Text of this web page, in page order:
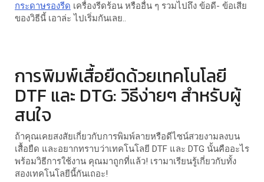
กระดาษรองรีด เครื่องรีดร้อน หรืออื่น ๆ รวมไปถึง ข้อดี- ข้อเสีย
ของวิธีนี้ เอาล่ะ ไปเริ่มกันเลย..
การพิมพ์เสื้อยืดด้วยเทคโนโลยี
DTF และ DTG: วิธีง่ายๆ สำหรับผู้
สนใจ
ถ้าคุณเคยสงสัยเกี่ยวกับการพิมพ์ลายหรือดีไซน์สวยงามลงบน
เสื้อยืด และอยากทราบว่าเทคโนโลยี DTF และ DTG นั้นคืออะไร
พร้อมวิธีการใช้งาน คุณมาถูกที่แล้ว! เรามาเรียนรู้เกี่ยวกับทั้ง
สองเทคโนโลยีนี้กันเถอะ!